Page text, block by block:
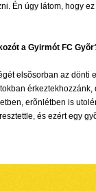
Én úgy látom, hogy
a Gyirmót FC
elsõsorban az
erõnlétben is
és ezért egy